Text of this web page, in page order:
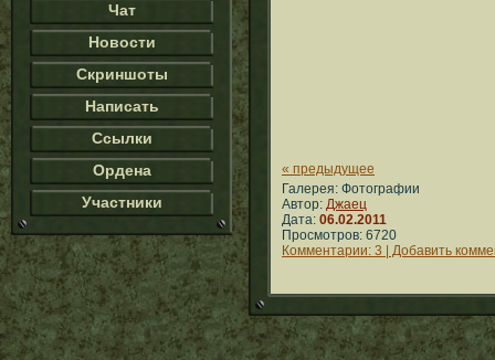
Чат
Новости
Скриншоты
Написать
Ссылки
Ордена
Участники
« предыдущее
Галерея: Фотографии
Автор: Джаец
Дата: 06.02.2011
Просмотров: 6720
Комментарии: 3 | Добавить